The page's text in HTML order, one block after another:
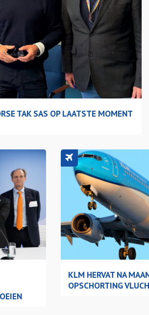
TAK SAS OP LAATSTE MOMENT
KLM HERVAT NA
OPSCHORTING